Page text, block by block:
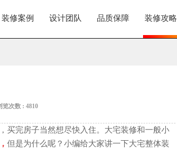
装修案例 设计团队 品质保障 装修攻略
览次数 : 4810
买完房子当然想尽快入住。大宅装修和一般小
但是为什么呢？小编给大家讲一下大宅整体装